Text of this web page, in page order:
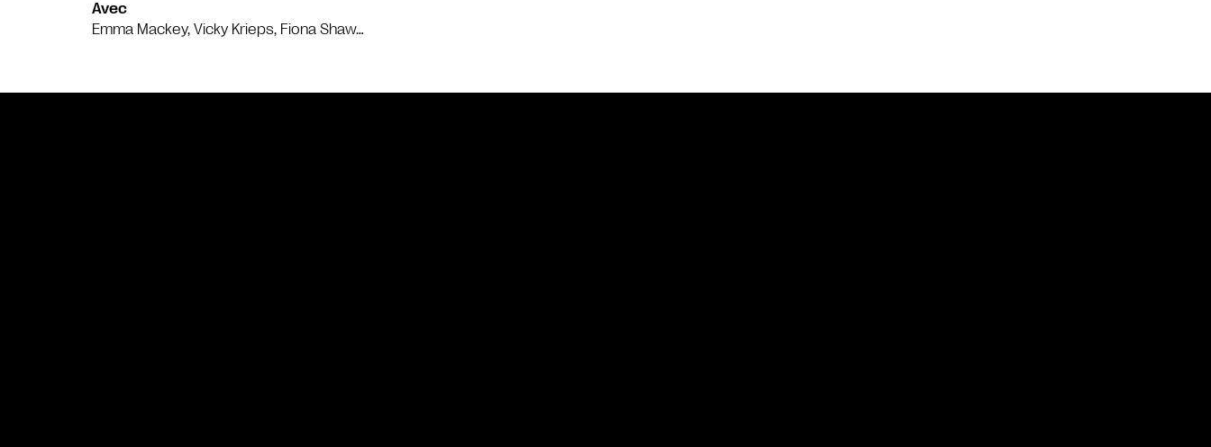
Avec
Emma Mackey, Vicky Krieps, Fiona Shaw…